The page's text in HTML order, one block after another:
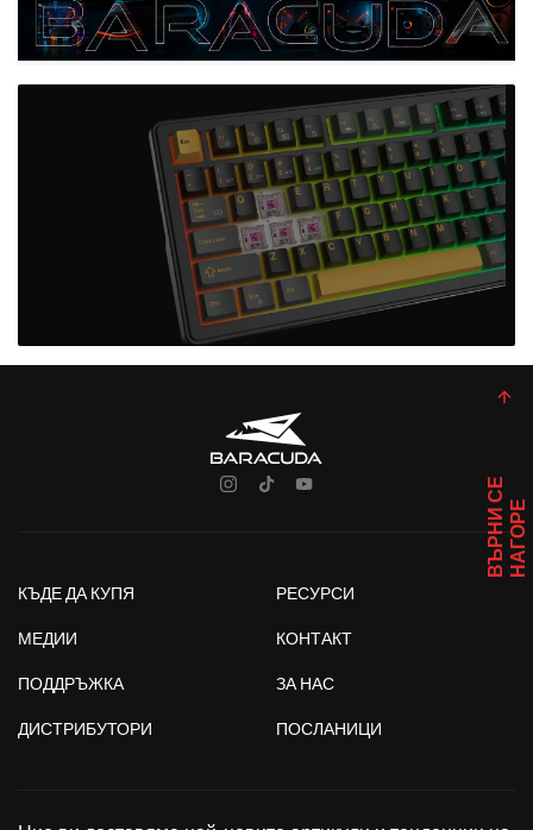
КЪДЕ ДА КУПЯ
РЕСУРСИ
МЕДИИ
КОНТАКТ
ПОДДРЪЖКА
ЗА НАС
ДИСТРИБУТОРИ
ПОСЛАНИЦИ
В
Ъ
Р
Н
И
С
Е
Н
А
Г
О
РЕ